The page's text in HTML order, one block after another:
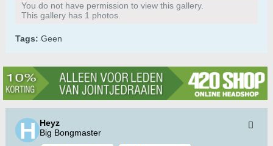
You do not have permission to view this gallery.
This gallery has 1 photos.
Tags: Geen
Heyz
Big Bongmaster